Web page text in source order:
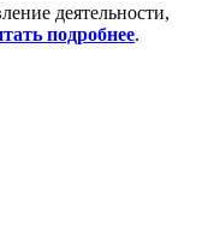
деятельности,
подробнее.